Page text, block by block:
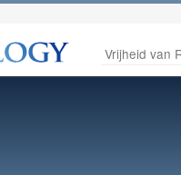
Vrijheid van